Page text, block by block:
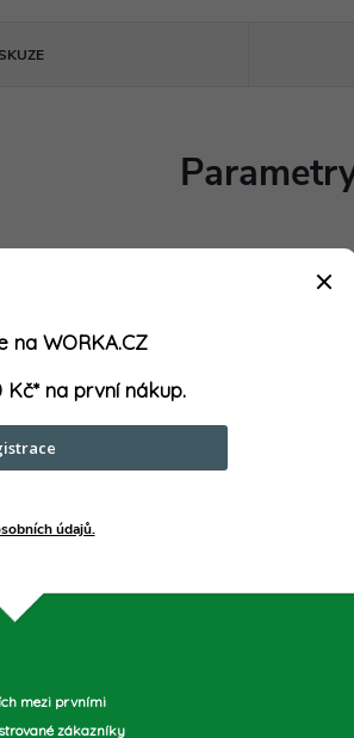
upozornění. Obrázky mají ilustrační charakter.
na WORKA.CZ
Kč* na první nákup.
údajů.
mezi prvními
zákazníky